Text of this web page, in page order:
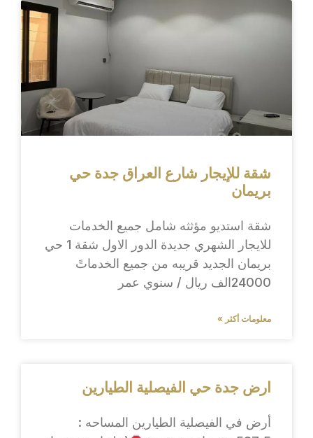
شقة للإيجار شارع العراق جدة حي
بريمان
شقة استديو مؤثثه شامل جميع الخدمات
للايجار الشهري جديدة الدور الاول شقة 1 حي
بريمان الجديد قريبه من جميع الخدماتً
24000الف ريال / سنوي عمر
معلومات أكثر »
ارض جدة حي الفيصلية الطيارين
أرض في الفيصلية الطيارين المساحه :